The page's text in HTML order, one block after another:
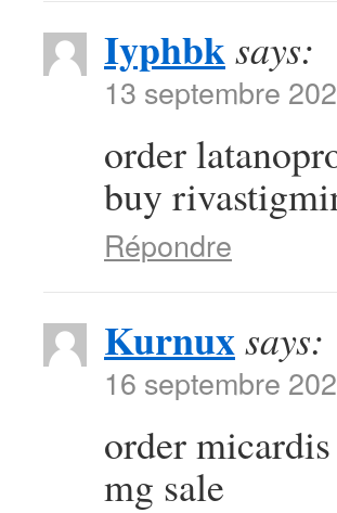
Iyphbksays:
13 septembre
order
buy
Répondre
Kurnuxsays:
16 septembre
order
mg sale